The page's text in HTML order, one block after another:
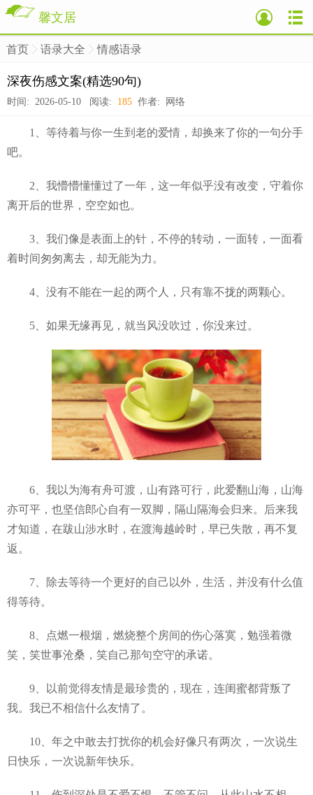
馨文居
首页 语录大全 情感语录
深夜伤感文案(精选90句)
时间: 2026-05-10 阅读: 185 作者: 网络
1、等待着与你一生到老的爱情，却换来了你的一句分手
吧。
2、我懵懵懂懂过了一年，这一年似乎没有改变，守着你
离开后的世界，空空如也。
3、我们像是表面上的针，不停的转动，一面转，一面看
着时间匆匆离去，却无能为力。
4、没有不能在一起的两个人，只有靠不拢的两颗心。
5、如果无缘再见，就当风没吹过，你没来过。
6、我以为海有舟可渡，山有路可行，此爱翻山海，山海
亦可平，也坚信郎心自有一双脚，隔山隔海会归来。后来我
才知道，在跋山涉水时，在渡海越岭时，早已失散，再不复
返。
7、除去等待一个更好的自己以外，生活，并没有什么值
得等待。
8、点燃一根烟，燃烧整个房间的伤心落寞，勉强着微
笑，笑世事沧桑，笑自己那句空守的承诺。
9、以前觉得友情是最珍贵的，现在，连闺蜜都背叛了
我。我已不相信什么友情了。
10、年之中敢去打扰你的机会好像只有两次，一次说生
日快乐，一次说新年快乐。